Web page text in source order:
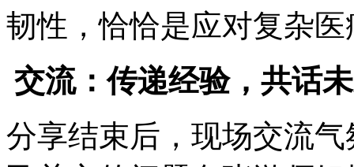
韧性，恰恰是应对复杂
交流：传递经验，共话
分享结束后，现场交流